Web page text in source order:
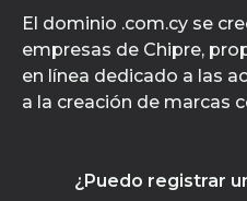
El dominio .com.cy se
empresas de Chipre,
en línea dedicado a las
a la creación de marcas
¿Puedo registrar